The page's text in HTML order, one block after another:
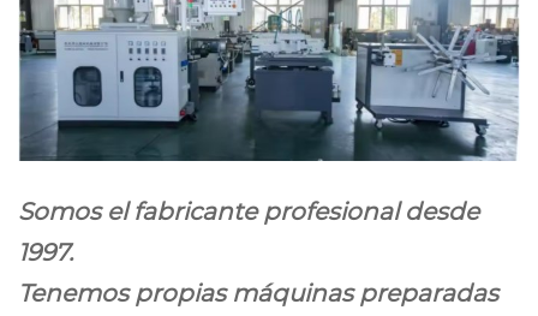
Somos el fabricante profesional desde
1997.
Tenemos propias máquinas preparadas